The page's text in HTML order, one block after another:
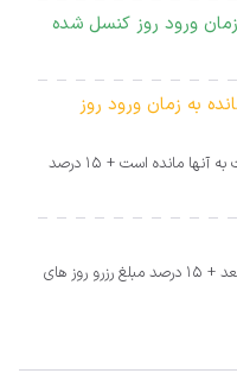
از 48 ساعت مانده به زمان ورود روز
100 درصد روز هایی که کمتر از 48 ساعت به آنها مانده است + 15 درصد
100 درصد مبلغ رزرو همان روز و دو روز بعد + 15 درصد مبلغ رزرو روز های